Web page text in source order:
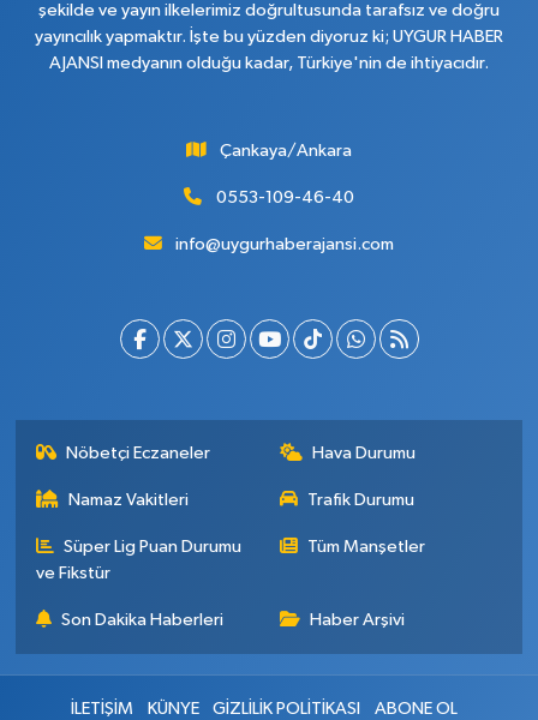
şekilde ve yayın ilkelerimiz doğrultusunda tarafsız ve doğru
yayıncılık yapmaktır. İşte bu yüzden diyoruz ki; UYGUR HABER
AJANSI medyanın olduğu kadar, Türkiye'nin de ihtiyacıdır.
Çankaya/Ankara
0553-109-46-40
info@uygurhaberajansi.com
Nöbetçi Eczaneler Hava Durumu
Namaz Vakitleri Trafik Durumu
Süper Lig Puan Durumu
ve Fikstür
Tüm Manşetler
Son Dakika Haberleri Haber Arşivi
İLETİŞİM KÜNYE GİZLİLİK POLİTİKASI ABONE OL